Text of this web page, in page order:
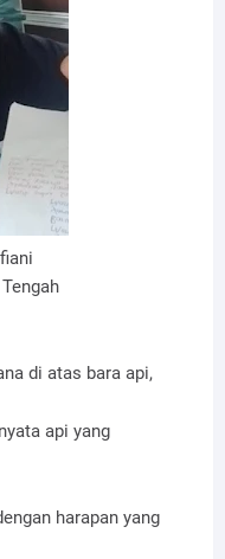
di atas bara api,
api yang
harapan yang